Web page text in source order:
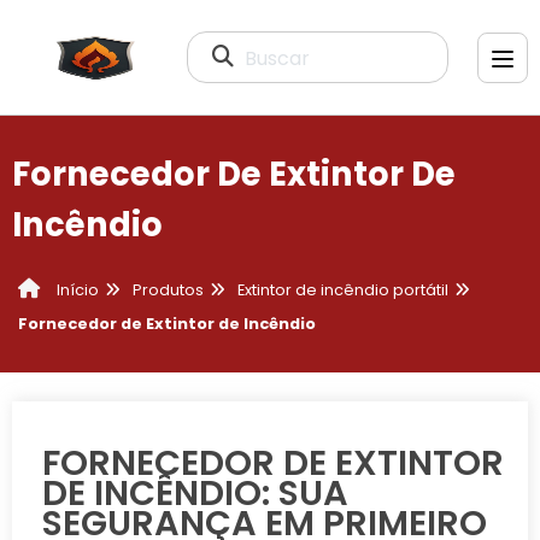
Buscar
Fornecedor De Extintor De
Incêndio
Início Produtos
Extintor de incêndio portátil
Fornecedor de Extintor de Incêndio
FORNECEDOR DE EXTINTOR
DE INCÊNDIO: SUA
SEGURANÇA EM PRIMEIRO